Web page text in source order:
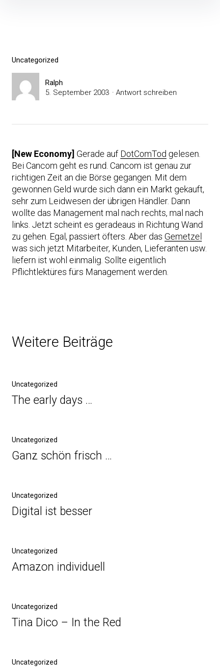
Uncategorized
Ralph
5. September 2003
Antwort schreiben
[New Economy] Gerade auf DotComTod gelesen.
Bei Cancom geht es rund. Cancom ist genau zur
richtigen Zeit an die Börse gegangen. Mit dem
gewonnen Geld wurde sich dann ein Markt gekauft,
sehr zum Leidwesen der übrigen Händler. Dann
wollte das Management mal nach rechts, mal nach
links. Jetzt scheint es geradeaus in Richtung Wand
zu gehen. Egal, passiert öfters. Aber das Gemetzel
was sich jetzt Mitarbeiter, Kunden, Lieferanten usw.
liefern ist wohl einmalig. Sollte eigentlich
Pflichtlektüres fürs Management werden.
Weitere Beiträge
Uncategorized
The early days …
Uncategorized
Ganz schön frisch …
Uncategorized
Digital ist besser
Uncategorized
Amazon individuell
Uncategorized
Tina Dico – In the Red
Uncategorized